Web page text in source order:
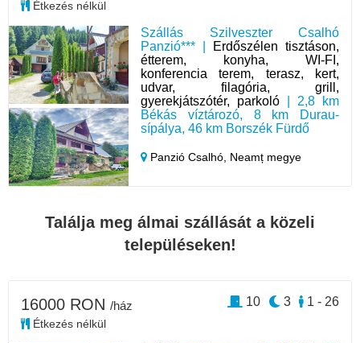
Szállás Szilveszter Csalhó
Panzió*** |
Erdőszélen tisztáson,
étterem, konyha, WI-FI,
konferencia terem, terasz, kert,
udvar, filagória, grill,
gyerekjátszótér, parkoló | 2,8 km
Békás víztározó, 8 km Durau-
sípálya, 46 km Borszék Fürdő
Panzió Csalhó, Neamț megye
Étkezés nélkül
Találja meg álmai szállását a közeli
településeken!
16000 RON /ház
Étkezés nélkül
1 - 26
3
10